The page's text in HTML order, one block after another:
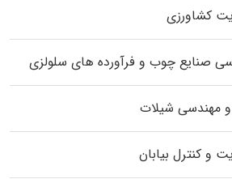
کشاورزی
صنایع چوب و فرآورده‌ های سلولزی
و مهندسی شیلات
و کنترل بیابان